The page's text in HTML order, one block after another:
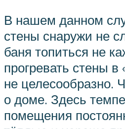
В нашем данном
стены снаружи не
баня топиться не
прогревать стены
не целесообразно.
о доме. Здесь
помещения